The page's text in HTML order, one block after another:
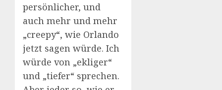
persönlicher, und
auch mehr und mehr
„creepy“, wie Orlando
jetzt sagen würde. Ich
würde von „ekliger“
und „tiefer“ sprechen.